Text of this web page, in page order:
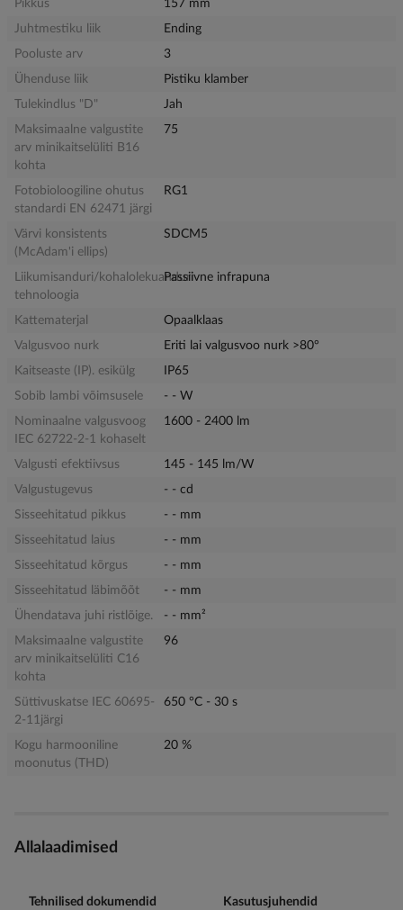
Pikkus
157 mm
Juhtmestiku liik
Ending
Pooluste arv
3
Ühenduse liik
Pistiku klamber
Tulekindlus "D"
Jah
Maksimaalne valgustite
arv minikaitselüliti B16
kohta
75
Fotobioloogiline ohutus
standardi EN 62471 järgi
RG1
Värvi konsistents
(McAdam'i ellips)
SDCM5
Liikumisanduri/kohalolekuanduri
tehnoloogia
Passiivne infrapuna
Kattematerjal
Opaalklaas
Valgusvoo nurk
Eriti lai valgusvoo nurk >80°
Kaitseaste (IP). esikülg
IP65
Sobib lambi võimsusele
- - W
Nominaalne valgusvoog
IEC 62722-2-1 kohaselt
1600 - 2400 lm
Valgusti efektiivsus
145 - 145 lm/W
Valgustugevus
- - cd
Sisseehitatud pikkus
- - mm
Sisseehitatud laius
- - mm
Sisseehitatud kõrgus
- - mm
Sisseehitatud läbimõõt
- - mm
Ühendatava juhi ristlõige.
- - mm²
Maksimaalne valgustite
arv minikaitselüliti C16
kohta
96
Süttivuskatse IEC 60695-
2-11järgi
650 °C - 30 s
Kogu harmooniline
moonutus (THD)
20 %
Allalaadimised
Tehnilised dokumendid Kasutusjuhendid